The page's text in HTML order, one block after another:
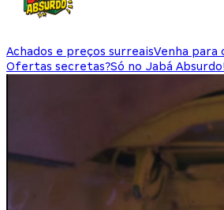
Achados e preços surreaisVenha para
Ofertas secretas?Só no Jabá Absurdo!